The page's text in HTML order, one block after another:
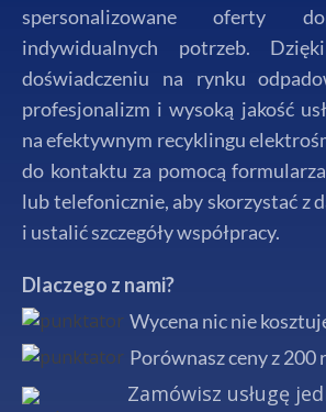
spersonalizowane oferty
indywidualnych potrzeb.
doświadczeniu na rynku
profesjonalizm i wysoką jakość
na efektywnym recyklingu
do kontaktu za pomocą
lub telefonicznie, aby skorzystać z
i ustalić szczegóły współpracy.
Dlaczego z nami?
Wycena nic nie
Porównasz ceny z 200
Zamówisz usługę